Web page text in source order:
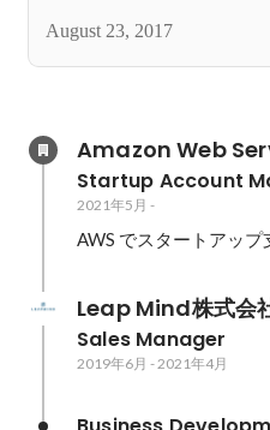
August 23, 2017
Amazon Web
Startup Account
2021年5月 -
AWS でスタートアッ
Leap Mind株式会
Sales Manager
2019年6月 - 2021年4月